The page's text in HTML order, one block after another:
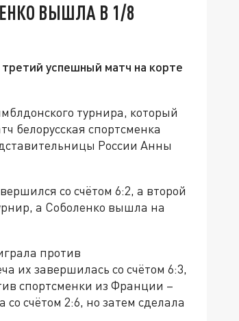
ВЫШЛА В 1/8
успешный матч на корте
турнира, который
белорусская спортсменка
России Анны
со счётом 6:2, а второй
а Соболенко вышла на
против
их завершилась со счётом 6:3,
спортсменки из Франции –
счётом 2:6, но затем сделала